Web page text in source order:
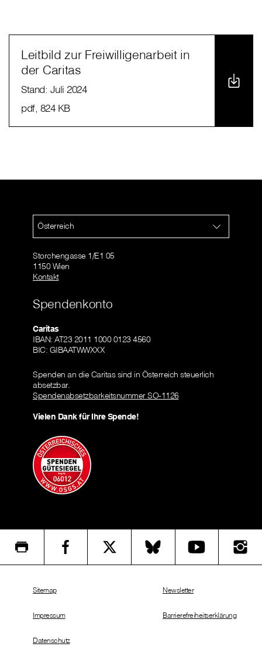
Leitbild zur Freiwilligenarbeit in
der Caritas
Stand: Juli 2024
pdf, 824 KB
Österreich
Storchengasse 1/E1 05
1150 Wien
Kontakt
Spendenkonto
Caritas
IBAN: AT23 2011 1000 0123 4560
BIC: GIBAATWWXXX
Spenden an die Caritas sind in Österreich steuerlich
absetzbar.
Spendenabsetzbarkeitsnummer SO-1126
Vielen Dank für Ihre Spende!
Sitemap
Impressum
Datenschutz
Newsletter
Barrierefreiheitserklärung